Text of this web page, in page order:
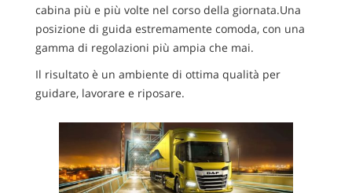
cabina più e più volte nel corso della giornata.Una
posizione di guida estremamente comoda, con una
gamma di regolazioni più ampia che mai.
Il risultato è un ambiente di ottima qualità per
guidare, lavorare e riposare.